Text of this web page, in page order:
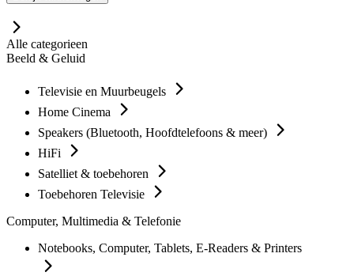
Alle categorieen
Beeld & Geluid
Televisie en Muurbeugels
Home Cinema
Speakers (Bluetooth, Hoofdtelefoons & meer)
HiFi
Satelliet & toebehoren
Toebehoren Televisie
Computer, Multimedia & Telefonie
Notebooks, Computer, Tablets, E-Readers & Printers